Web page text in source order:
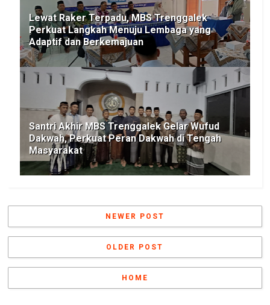
Lewat Raker Terpadu, MBS Trenggalek
Perkuat Langkah Menuju Lembaga yang
Adaptif dan Berkemajuan
Santri Akhir MBS Trenggalek Gelar Wufud
Dakwah, Perkuat Peran Dakwah di Tengah
Masyarakat
NEWER POST
OLDER POST
HOME